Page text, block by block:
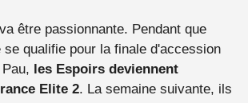
être passionnante. Pendant que
se qualifie pour la finale d'accession
les Espoirs deviennent
Elite 2. La semaine suivante, ils